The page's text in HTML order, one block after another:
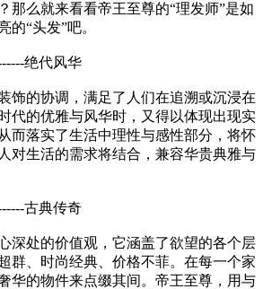
那么就来看看帝王至尊的“理发师”是如
的“头发”吧。
绝代风华
饰的协调，满足了人们在追溯或沉浸在
代的优雅与风华时，又得以体现出现实
而落实了生活中理性与感性部分，将怀
对生活的需求将结合，兼容华贵典雅与
古典传奇
深处的价值观，它涵盖了欲望的各个层
群、时尚经典、价格不菲。在每一个家
华的物件来点缀其间。帝王至尊，用与